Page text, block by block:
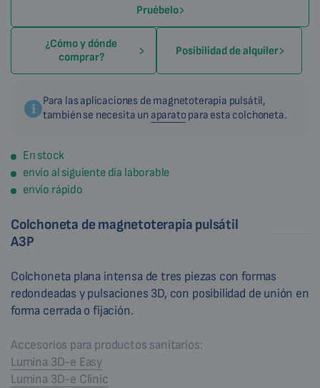
Pruébelo
¿Cómo y dónde
comprar?
Posibilidad de alquiler
Para las aplicaciones de magnetoterapia pulsátil,
también se necesita un aparato para esta colchoneta.
En stock
envío al siguiente día laborable
envío rápido
Colchoneta de magnetoterapia pulsátil
A3P
Colchoneta plana intensa de tres piezas con formas
redondeadas y pulsaciones 3D, con posibilidad de unión en
forma cerrada o fijación.
Accesorios para productos sanitarios:
Lumina 3D-e Easy
Lumina 3D-e Clinic